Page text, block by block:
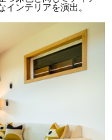
ンテリアを演出。